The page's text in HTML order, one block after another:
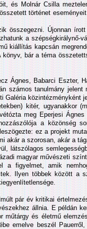
és Molnár Csilla
történet
összegezni. Újonnan
a szépségkirálynő-
kiállítás kapcsán
bár a téma
Ágnes, Babarci Eszter,
számos tanulmány
közintézményként
kitér, ugyanakkor
meg Eperjesi
a közönség
ez a projekt
akár a szorosan, akár a
látszólagos
magyar művészeti
a figyelmet, amik
Ilyen többek között a
pár év kritikai
állnia. E példán
műtárgy és életmű
emelve beszél